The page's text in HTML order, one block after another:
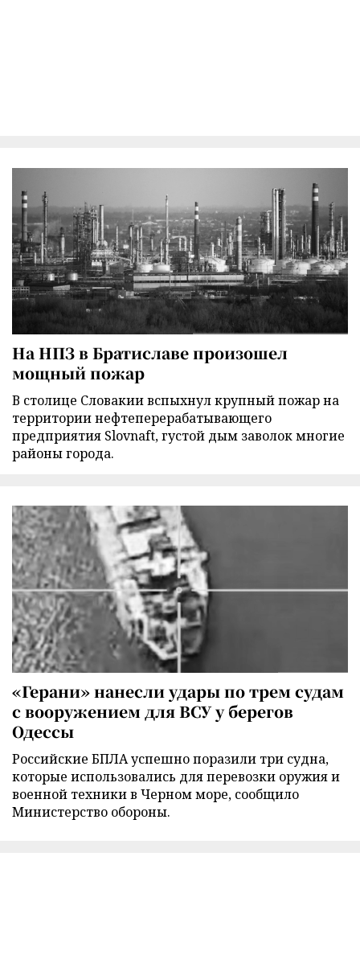
На НПЗ в Братиславе произошел
мощный пожар
В столице Словакии вспыхнул крупный пожар на
территории нефтеперерабатывающего
предприятия Slovnaft, густой дым заволок многие
районы города.
«Герани» нанесли удары по трем судам
с вооружением для ВСУ у берегов
Одессы
Российские БПЛА успешно поразили три судна,
которые использовались для перевозки оружия и
военной техники в Черном море, сообщило
Министерство обороны.